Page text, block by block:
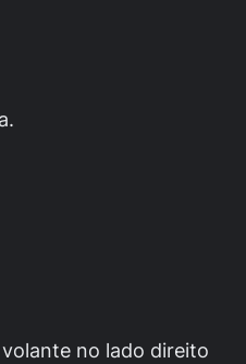
no lado direito